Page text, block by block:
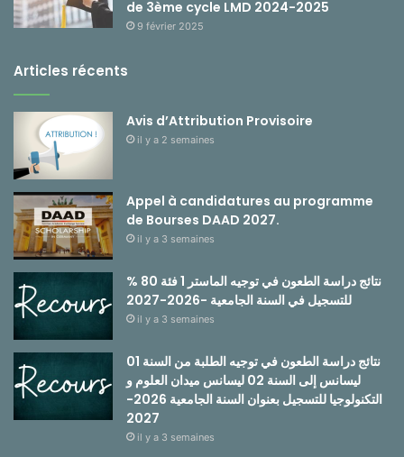
de 3ème cycle LMD 2024-2025
9 février 2025
Articles récents
Avis d’Attribution Provisoire
il y a 2 semaines
Appel à candidatures au programme
de Bourses DAAD 2027.
il y a 3 semaines
نتائج دراسة الطعون في توجيه الماستر 1 فئة 80 %
للتسجيل في السنة الجامعية -2026-2027
il y a 3 semaines
نتائج دراسة الطعون في توجيه الطلبة من السنة 01
ليسانس إلى السنة 02 ليسانس ميدان العلوم و
التكنولوجيا للتسجيل بعنوان السنة الجامعية 2026-
2027
il y a 3 semaines